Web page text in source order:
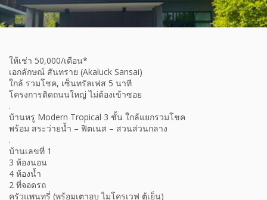
ให้เช่า 50,000/เดือน*
เอกลักษณ์ สันทราย (Akaluck Sansai)
ใกล้ รวมโชค, เซ็นทรัลเฟส 5 นาที
โครงการติดถนนใหญ่ ไม่ต้องเข้าซอย
.
บ้านหรู Modern Tropical 3 ชั้น ใกล้แยกรวมโชค
พร้อม สระว่ายน้ำ – ฟิตเนส – สวนส่วนกลาง
.
บ้านเลขที่ 1
3 ห้องนอน
4 ห้องน้ำ
2 ที่จอดรถ
ครัวแพนทรี่ (พร้อมเตาอบ ไมโครเวฟ ตู้เย็น)